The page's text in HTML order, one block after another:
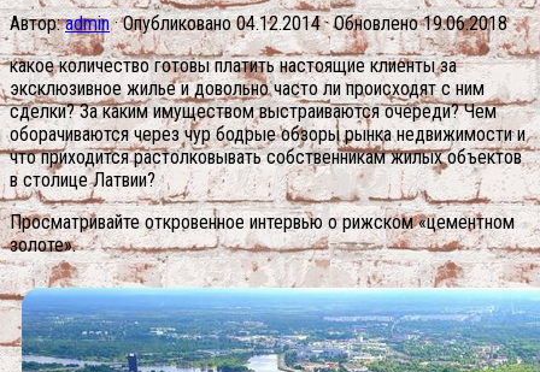
Автор:admin · Опубликовано04.12.2014· Обновлено19.06.2018
какое количество готовы платить настоящие клиенты за
эксклюзивное жилье и довольно часто ли происходят с ним
сделки? За каким имуществом выстраиваются очереди? Чем
оборачиваются через чур бодрые обзоры рынка недвижимости и
что приходится растолковывать собственникам жилых объектов
в столице Латвии?
Просматривайте откровенное интервью о рижском «цементном
золоте».